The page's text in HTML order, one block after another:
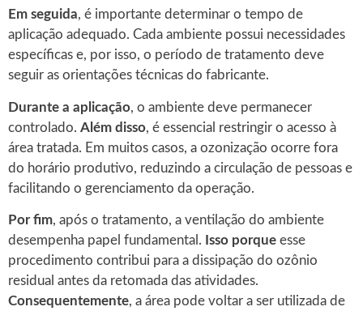
Em seguida, é importante determinar o tempo de
aplicação adequado. Cada ambiente possui necessidades
específicas e, por isso, o período de tratamento deve
seguir as orientações técnicas do fabricante.
Durante a aplicação, o ambiente deve permanecer
controlado. Além disso, é essencial restringir o acesso à
área tratada. Em muitos casos, a ozonização ocorre fora
do horário produtivo, reduzindo a circulação de pessoas e
facilitando o gerenciamento da operação.
Por fim, após o tratamento, a ventilação do ambiente
desempenha papel fundamental. Isso porque esse
procedimento contribui para a dissipação do ozônio
residual antes da retomada das atividades.
Consequentemente, a área pode voltar a ser utilizada de